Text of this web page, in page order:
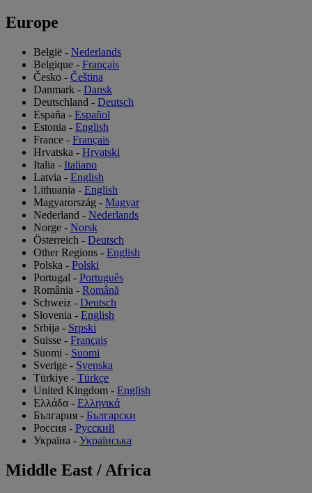
Europe
België - Nederlands
Belgique - Français
Česko - Čeština
Danmark - Dansk
Deutschland - Deutsch
España - Español
Estonia - English
France - Français
Hrvatska - Hrvatski
Italia - Italiano
Latvia - English
Lithuania - English
Magyarország - Magyar
Nederland - Nederlands
Norge - Norsk
Österreich - Deutsch
Other Regions - English
Polska - Polski
Portugal - Português
România - Română
Schweiz - Deutsch
Slovenia - English
Srbija - Srpski
Suisse - Français
Suomi - Suomi
Sverige - Svenska
Türkiye - Türkçe
United Kingdom - English
Ελλάδα - Ελληνικά
България - Български
Россия - Русский
Україна - Українська
Middle East / Africa